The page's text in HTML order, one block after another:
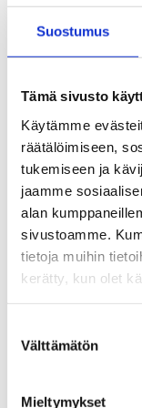
Suostumus
Tämä sivusto
Käytämme
räätälöimiseen,
tukemiseen ja
jaamme
alan
sivustoamme.
tietoja muihin
kerätty, kun olet
Välttämätön
Mieltymykset
Kontin
sähköpostitse
eskus.fi.
perjantaihin
keväällä 2025.